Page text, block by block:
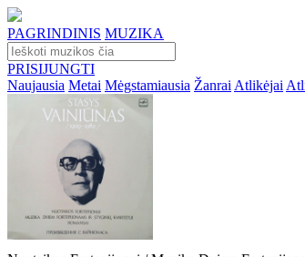
PAGRINDINIS MUZIKA
PRISIJUNGTI
Naujausia Metai Mėgstamiausia Žanrai Atlikėjai